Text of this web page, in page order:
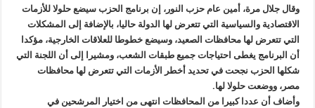
وقال جلال مرة، أمين عام حزب النور، إن برنامج الحزب سيضع حلولا للأزمات
الاقتصادية والسياسية التي تتعرض لها الدولة حاليا، بالإضافة إلى المشكلات
التي تتعرض لها محافظات الصعيد، وسيضع خطوطا للعلاقات الخارجية، مؤكدا
أن البرنامج يغطى احتياجات جميع طبقات الشعب، ومشيرا إلى أن اللجنة التي
شكلها الحزب نجحت في تحديد أخطر الأزمات التي تتعرض لها محافظات
مصر، ووضعت حلولا لها.
وأضاف أن عددا كبيرا من المحافظات انتهى من اختيار المرشحين في